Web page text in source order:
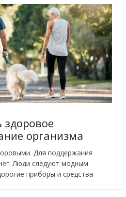
здоровое
организма
Для поддержания
Люди следуют модным
приборы и средства